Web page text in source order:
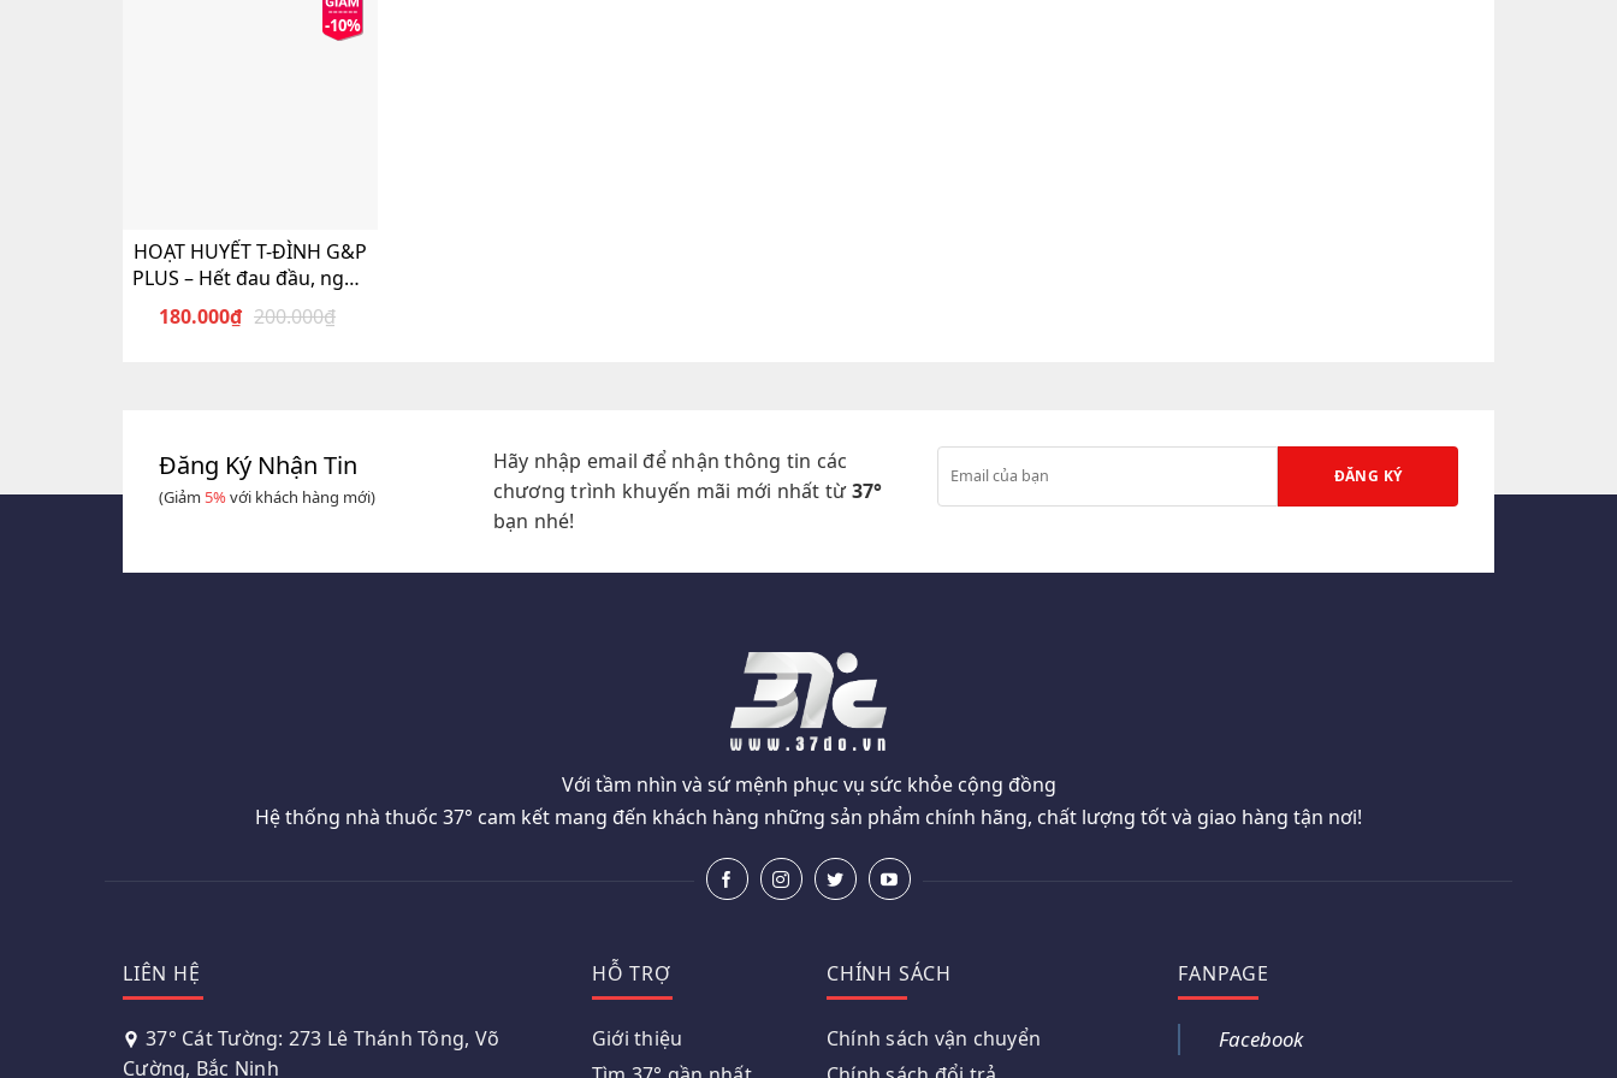
-10%
HOẠT HUYẾT T-ĐÌNH G&P
PLUS – Hết đau đầu, ngừa
tai biến200.000₫
Giá
180.000₫ Giá
Đăng Ký Nhận Tin
(Giảm 5%với khách hàng mới)
Hãy nhập email để nhận thông tin các
chương trình khuyến mãi mới nhất từ37°
bạn nhé!
Với tầm nhìn và sứ mệnh phục vụ sức khỏe cộng đồng
Hệ thống nhà thuốc 37° cam kết mang đến khách hàng những sản phẩm chính hãng, chất lượng tốt và giao hàng tận nơi!
LIÊN HỆ
37° Cát Tường: 273 Lê Thánh Tông, Võ
Cường, Bắc Ninh
HỖ TRỢ
Giới thiệu
CHÍNH SÁCH
Chính sách vận chuyển
FANPAGE
Facebook